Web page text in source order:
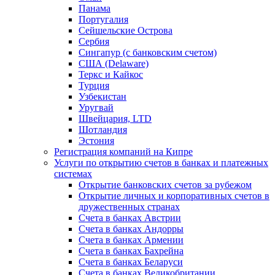
Панама
Португалия
Сейшельские Острова
Сербия
Сингапур (c банковским счетом)
США (Delaware)
Теркс и Кайкос
Турция
Узбекистан
Уругвай
Швейцария, LTD
Шотландия
Эстония
Регистрация компаний на Кипре
Услуги по открытию счетов в банках и платежных
системах
Открытие банковских счетов за рубежом
Открытие личных и корпоративных счетов в
дружественных странах
Счета в банках Австрии
Счета в банках Андорры
Счета в банках Армении
Счета в банках Бахрейна
Счета в банках Беларуси
Счета в банках Великобритании